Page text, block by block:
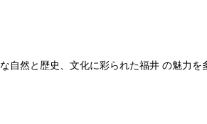
然と歴史、文化に彩られた福井 の魅力